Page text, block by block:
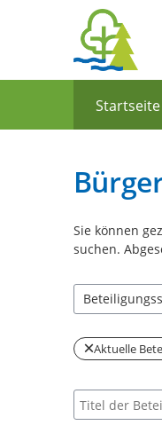
Startseite
Sie können
suchen.
Aktuelle
Suche nach